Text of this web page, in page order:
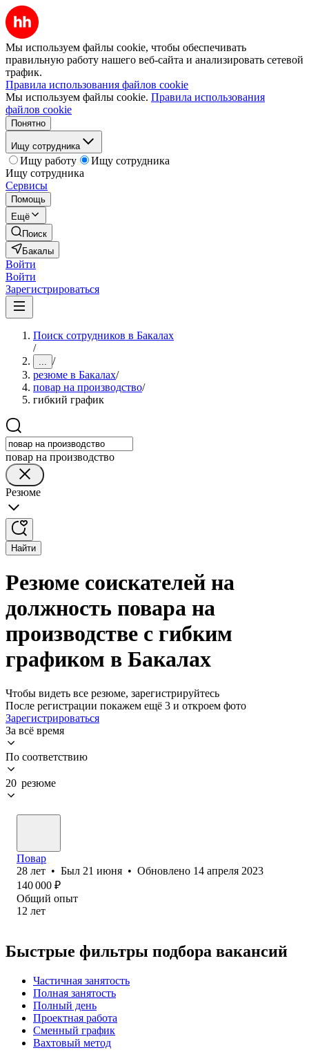
Мы используем файлы cookie, чтобы обеспечивать
правильную работу нашего веб-сайта и анализировать сетевой
трафик.
Правила использования файлов cookie
Мы используем файлы cookie. Правила использования
файлов cookie
Понятно
Ищу сотрудника
Ищу работу
Ищу сотрудника
Ищу сотрудника
Сервисы
Помощь
Ещё
Поиск
Бакалы
Войти
Войти
Зарегистрироваться
Поиск сотрудников в Бакалах
/
... /
резюме в Бакалах/
повар на производство/
гибкий график
повар на производство
Резюме
Найти
Резюме соискателей на
должность повара на
производстве с гибким
графиком в Бакалах
Чтобы видеть все резюме, зарегистрируйтесь
После регистрации покажем ещё 3 и откроем фото
Зарегистрироваться
За всё время
По соответствию
20 резюме
Повар
28 лет • Был 21 июня • Обновлено 14 апреля 2023
140 000 ₽
Общий опыт
12 лет
Быстрые фильтры подбора вакансий
Частичная занятость
Полная занятость
Полный день
Проектная работа
Сменный график
Вахтовый метод